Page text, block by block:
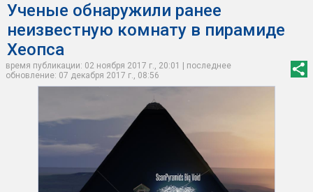
Ученые обнаружили ранее
неизвестную комнату в пирамиде
Хеопса
время публикации: 02 ноября 2017 г., 20:01 | последнее
обновление: 07 декабря 2017 г., 08:56